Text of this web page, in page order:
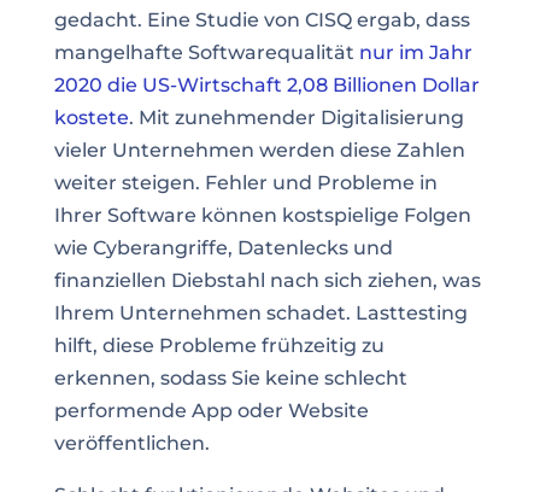
gedacht. Eine Studie von CISQ ergab, dass
mangelhafte Softwarequalität nur im Jahr
2020 die US-Wirtschaft 2,08 Billionen Dollar
kostete. Mit zunehmender Digitalisierung
vieler Unternehmen werden diese Zahlen
weiter steigen. Fehler und Probleme in
Ihrer Software können kostspielige Folgen
wie Cyberangriffe, Datenlecks und
finanziellen Diebstahl nach sich ziehen, was
Ihrem Unternehmen schadet. Lasttesting
hilft, diese Probleme frühzeitig zu
erkennen, sodass Sie keine schlecht
performende App oder Website
veröffentlichen.